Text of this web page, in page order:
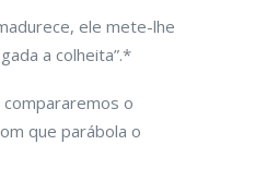
ele mete-lhe
a colheita”.*
compararemos o
que parábola o